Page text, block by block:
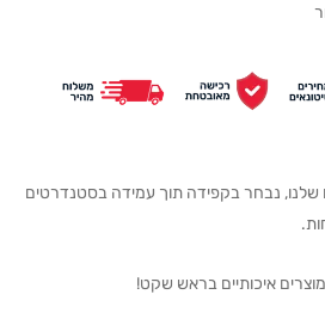
שלנו, נבחר בקפידה תוך עמידה בסטנדרטים
איכותיים בראש שקט!